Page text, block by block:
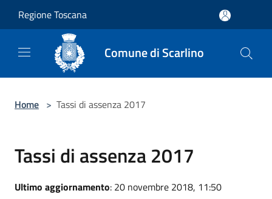
Regione Toscana
Comune di Scarlino
Home > Tassi di assenza 2017
Tassi di assenza 2017
Ultimo aggiornamento: 20 novembre 2018, 11:50